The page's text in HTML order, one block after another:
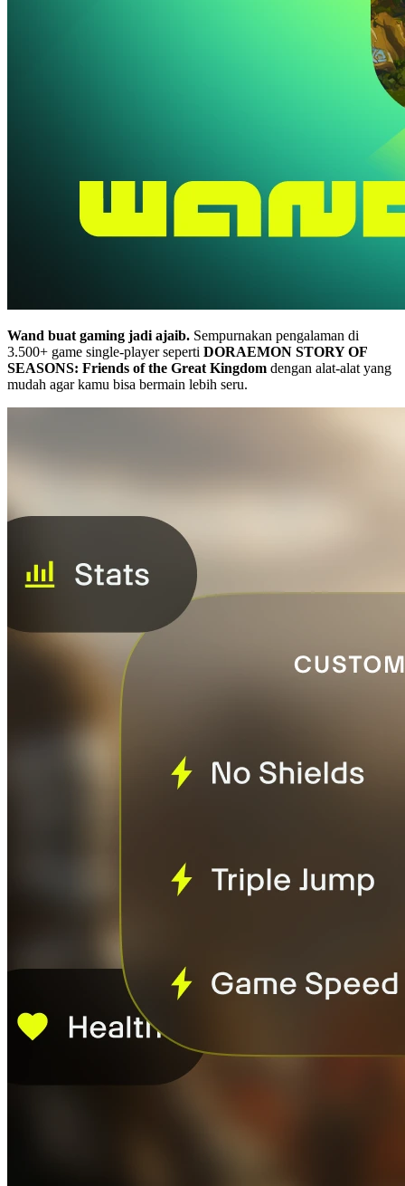
Wand buat gaming jadi ajaib. Sempurnakan pengalaman di
3.500+ game single-player seperti DORAEMON STORY OF
SEASONS: Friends of the Great Kingdom dengan alat-alat yang
mudah agar kamu bisa bermain lebih seru.